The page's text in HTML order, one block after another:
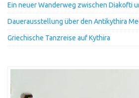
Ein neuer Wanderweg zwischen Diakofti
Dauerausstellung über den Antikythira
Griechische Tanzreise auf Kythira